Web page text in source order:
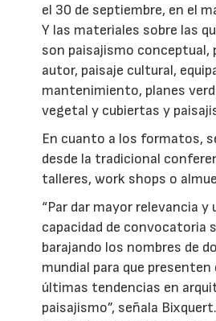
el 30 de septiembre, en el
Y las materiales sobre las
son paisajismo conceptual,
autor, paisaje cultural,
mantenimiento, planes
vegetal y cubiertas y
En cuanto a los formatos,
desde la tradicional
talleres, work shops o
“Par dar mayor relevancia y
capacidad de convocatoria
barajando los nombres de
mundial para que presenten
últimas tendencias en
paisajismo”, señala